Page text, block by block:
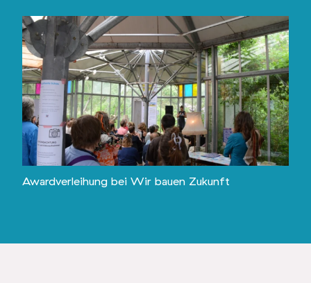
Awardverleihung bei Wir bauen Zukunft